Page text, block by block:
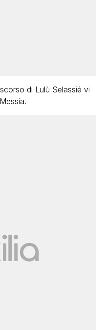
di Lulù Selassié vi